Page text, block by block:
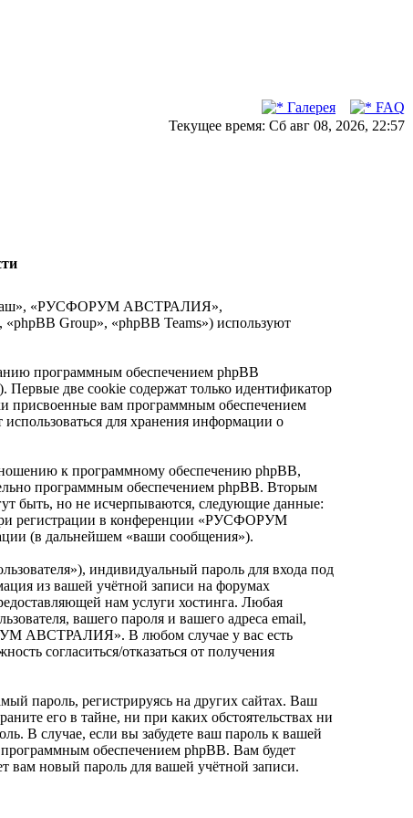
Галерея
FAQ
Текущее время: Сб авг 08, 2026, 22:57
«наш», «РУСФОРУМ АВСТРАЛИЯ»,
Group», «phpBB Teams») используют
программным обеспечением phpBB
две cookie содержат только идентификатор
присвоенные вам программным обеспечением
для хранения информации о
к программному обеспечению phpBB,
программным обеспечением phpBB. Вторым
быть, но не исчерпываются, следующие данные:
регистрации в конференции «РУСФОРУМ
(в дальнейшем «ваши сообщения»).
индивидуальный пароль для входа под
из вашей учётной записи на форумах
нам услуги хостинга. Любая
вашего пароля и вашего адреса email,
АВСТРАЛИЯ». В любом случае у вас есть
согласиться/отказаться от получения
пароль, регистрируясь на других сайтах. Ваш
его в тайне, ни при каких обстоятельствах ни
В случае, если вы забудете ваш пароль к вашей
обеспечением phpBB. Вам будет
вам новый пароль для вашей учётной записи.